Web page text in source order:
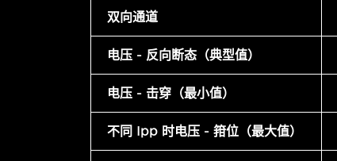
双向通道
电压 - 反向断态（典型值）
电压 - 击穿（最小值）
不同 Ipp 时电压 - 箝位（最大值）